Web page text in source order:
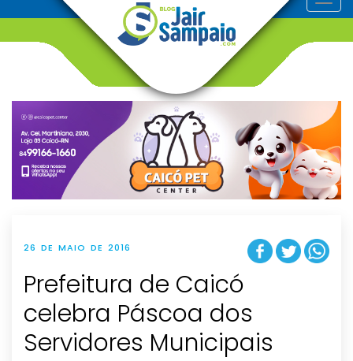
o
v
g
t
i
o
n
26 DE MAIO DE 2016
Prefeitura de Caicó
celebra Páscoa dos
Servidores Municipais